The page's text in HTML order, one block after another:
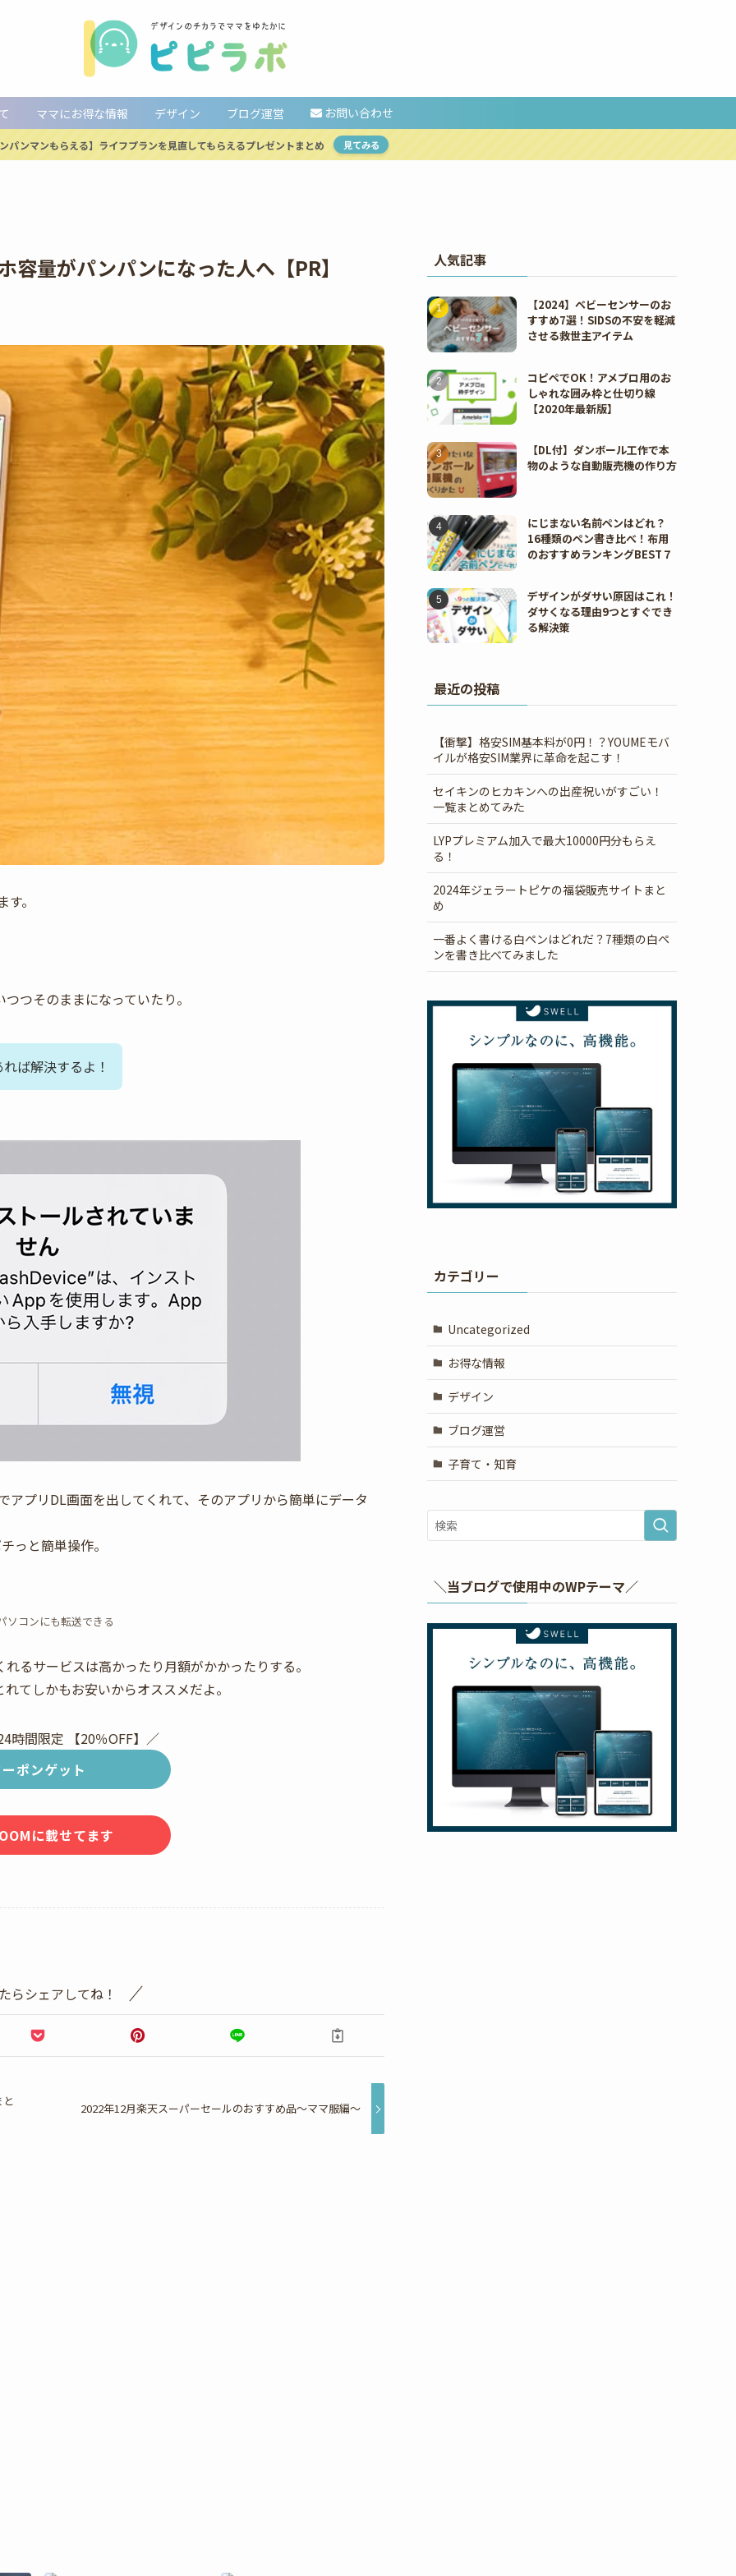
ママにお得な情報 デザイン ブログ運営 お問い合わせ
パンマンもらえる】ライフプランを見直してもらえるプレゼントまとめ 見てみる
容量がパンパンになった人へ【PR】
。
つそのままになっていたり。
ば解決するよ！
プリDL画面を出してくれて、そのアプリから簡単にデータ
っと簡単操作。
ソコンにも転送できる
るサービスは高かったり月額がかかったりする。
てしかもお安いからオススメだよ。
時間限定 【20％OFF】／
ポンゲット
に載せてます
らシェアしてね！
2022年12月楽天スーパーセールのおすすめ品～ママ服編～
人気記事
【2024】ベビーセンサーのお
すすめ7選！SIDSの不安を軽減
させる救世主アイテム
コピペでOK！アメブロ用のお
しゃれな囲み枠と仕切り線
【2020年最新版】
【DL付】ダンボール工作で本
物のような自動販売機の作り方
にじまない名前ペンはどれ？
16種類のペン書き比べ！布用
のおすすめランキングBEST７
デザインがダサい原因はこれ！
ダサくなる理由9つとすぐでき
る解決策
最近の投稿
【衝撃】格安SIM基本料が0円！？YOUMEモバ
イルが格安SIM業界に革命を起こす！
セイキンのヒカキンへの出産祝いがすごい！
一覧まとめてみた
LYPプレミアム加入で最大10000円分もらえ
る！
2024年ジェラートピケの福袋販売サイトまと
め
一番よく書ける白ペンはどれだ？7種類の白ペ
ンを書き比べてみました
カテゴリー
Uncategorized
お得な情報
デザイン
ブログ運営
子育て・知育
＼当ブログで使用中のWPテーマ／